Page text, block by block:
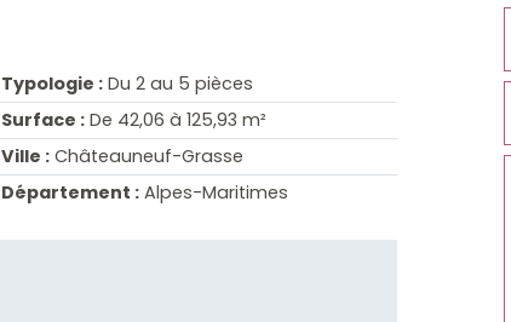
Typologie : Du 2 au 5 pièces
Surface : De 42,06 à 125,93 m²
Ville : Châteauneuf-Grasse
Département : Alpes-Maritimes